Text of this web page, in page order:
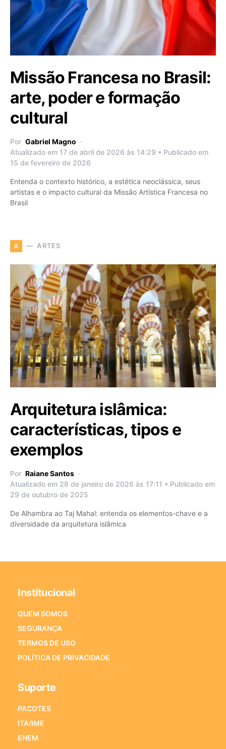
Missão Francesa no Brasil:
arte, poder e formação
cultural
Por Gabriel Magno
Atualizado em 17 de abril de 2026 às 14:29 • Publicado em
15 de fevereiro de 2026
Entenda o contexto histórico, a estética neoclássica, seus
artistas e o impacto cultural da Missão Artística Francesa no
Brasil
A ARTES
Arquitetura islâmica:
características, tipos e
exemplos
Por Raiane Santos
Atualizado em 28 de janeiro de 2026 às 17:11 • Publicado em
29 de outubro de 2025
De Alhambra ao Taj Mahal: entenda os elementos-chave e a
diversidade da arquitetura islâmica
Institucional
QUEM SOMOS
SEGURANÇA
TERMOS DE USO
POLÍTICA DE PRIVACIDADE
Suporte
PACOTES
ITA/IME
ENEM